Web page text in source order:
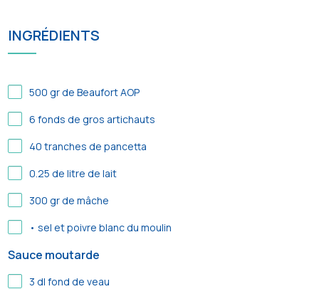
INGRÉDIENTS
500 gr de Beaufort AOP
6 fonds de gros artichauts
40 tranches de pancetta
0.25 de litre de lait
300 gr de mâche
• sel et poivre blanc du moulin
Sauce moutarde
3 dl fond de veau